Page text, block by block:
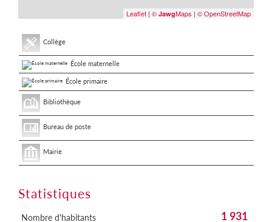
Leaflet | © JawgMaps | © OpenStreetMap
Collège
École maternelle
École primaire
Bibliothèque
Bureau de poste
Mairie
Statistiques
Nombre d'habitants 1 931